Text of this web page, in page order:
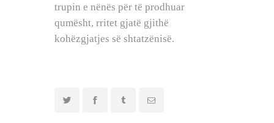
trupin e nënës për të prodhuar
qumësht, rritet gjatë gjithë
kohëzgjatjes së shtatzënisë.